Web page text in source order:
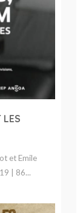
LES
et Emile
| 86...